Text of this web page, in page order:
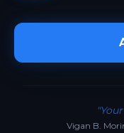
Vigan B.